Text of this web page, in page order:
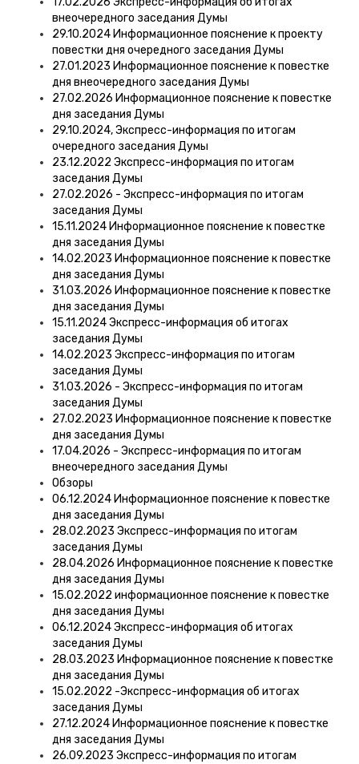
внеочередного заседания Думы
29.10.2024 Информационное пояснение к проекту
повестки дня очередного заседания Думы
27.01.2023 Информационное пояснение к повестке
дня внеочередного заседания Думы
27.02.2026 Информационное пояснение к повестке
дня заседания Думы
29.10.2024, Экспресс-информация по итогам
очередного заседания Думы
23.12.2022 Экспресс-информация по итогам
заседания Думы
27.02.2026 - Экспресс-информация по итогам
заседания Думы
15.11.2024 Информационное пояснение к повестке
дня заседания Думы
14.02.2023 Информационное пояснение к повестке
дня заседания Думы
31.03.2026 Информационное пояснение к повестке
дня заседания Думы
15.11.2024 Экспресс-информация об итогах
заседания Думы
14.02.2023 Экспресс-информация по итогам
заседания Думы
31.03.2026 - Экспресс-информация по итогам
заседания Думы
27.02.2023 Информационное пояснение к повестке
дня заседания Думы
17.04.2026 - Экспресс-информация по итогам
внеочередного заседания Думы
Обзоры
06.12.2024 Информационное пояснение к повестке
дня заседания Думы
28.02.2023 Экспресс-информация по итогам
заседания Думы
28.04.2026 Информационное пояснение к повестке
дня заседания Думы
15.02.2022 информационное пояснение к повестке
дня заседания Думы
06.12.2024 Экспресс-информация об итогах
заседания Думы
28.03.2023 Информационное пояснение к повестке
дня заседания Думы
15.02.2022 -Экспресс-информация об итогах
заседания Думы
27.12.2024 Информационное пояснение к повестке
дня заседания Думы
26.09.2023 Экспресс-информация по итогам